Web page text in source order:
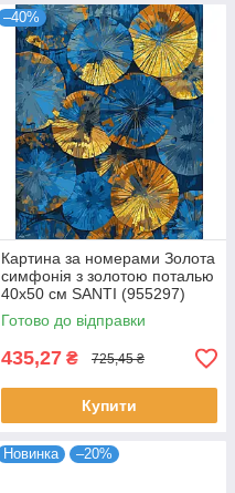
–40%
Картина за номерами Золота
симфонія з золотою поталью
40x50 см SANTI (955297)
Готово до відправки
435,27 ₴ 725,45 ₴
Купити
Новинка –20%